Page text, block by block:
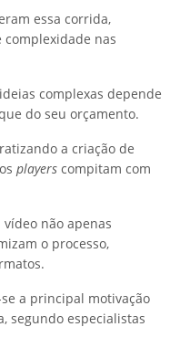
essa corrida,
complexidade nas
complexas depende
do seu orçamento.
a criação de
players compitam com
não apenas
o processo,
a principal motivação
segundo especialistas